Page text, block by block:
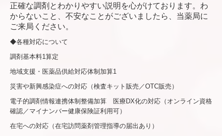
正確な調剤とわかりやすい説明を心がけております。わ
からないこと、不安なことがございましたら、当薬局に
ご来局ください。
◆各種対応について
調剤基本料1算定
地域支援・医薬品供給対応体制加算1
災害や新興感染症への対応（検査キット販売／OTC販売）
電子的調剤情報連携体制整備加算 医療DX化の対応（オンライン資格
確認／マイナンバー健康保険証利用可）
在宅への対応（在宅訪問薬剤管理指導の届出あり）